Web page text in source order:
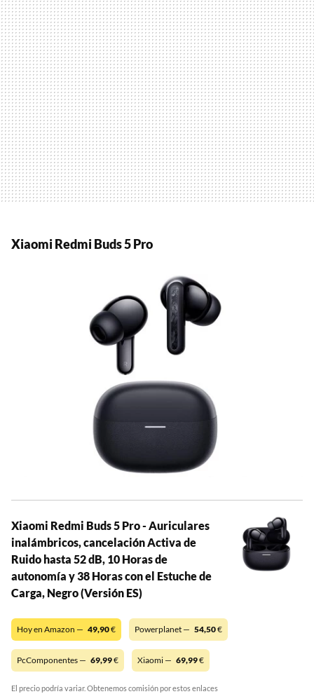
Xiaomi Redmi Buds 5 Pro
Xiaomi Redmi Buds 5 Pro - Auriculares
inalámbricos, cancelación Activa de
Ruido hasta 52 dB, 10 Horas de
autonomía y 38 Horas con el Estuche de
Carga, Negro (Versión ES)
Hoy en Amazon — 49,90€ Powerplanet — 54,50€
PcComponentes — 69,99€ Xiaomi — 69,99€
El precio podría variar. Obtenemos comisión por estos enlaces